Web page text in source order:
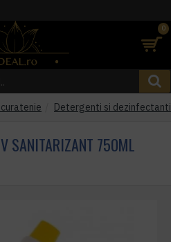
0
Detergenti si dezinfectanti
SANITARIZANT 750ML